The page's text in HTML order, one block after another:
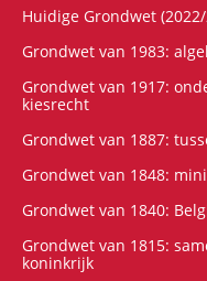
Huidige Grondwet
Grondwet van 1983:
Grondwet van 1917:
kiesrecht
Grondwet van 1887:
Grondwet van 1848:
Grondwet van 1840:
Grondwet van 1815:
koninkrijk